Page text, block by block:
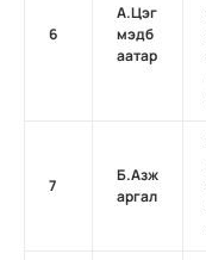
6
А.Цэг
мэдб
аатар
7
Б.Азж
аргал